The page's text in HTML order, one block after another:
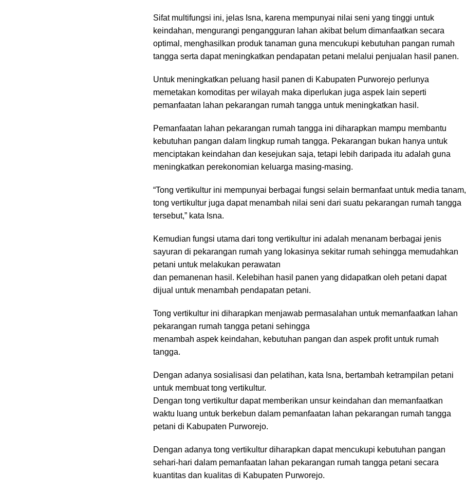
Sifat multifungsi ini, jelas Isna, karena mempunyai nilai seni yang tinggi untuk
keindahan, mengurangi pengangguran lahan akibat belum dimanfaatkan secara
optimal, menghasilkan produk tanaman guna mencukupi kebutuhan pangan rumah
tangga serta dapat meningkatkan pendapatan petani melalui penjualan hasil panen.
Untuk meningkatkan peluang hasil panen di Kabupaten Purworejo perlunya
memetakan komoditas per wilayah maka diperlukan juga aspek lain seperti
pemanfaatan lahan pekarangan rumah tangga untuk meningkatkan hasil.
Pemanfaatan lahan pekarangan rumah tangga ini diharapkan mampu membantu
kebutuhan pangan dalam lingkup rumah tangga. Pekarangan bukan hanya untuk
menciptakan keindahan dan kesejukan saja, tetapi lebih daripada itu adalah guna
meningkatkan perekonomian keluarga masing-masing.
“Tong vertikultur ini mempunyai berbagai fungsi selain bermanfaat untuk media tanam,
tong vertikultur juga dapat menambah nilai seni dari suatu pekarangan rumah tangga
tersebut,” kata Isna.
Kemudian fungsi utama dari tong vertikultur ini adalah menanam berbagai jenis
sayuran di pekarangan rumah yang lokasinya sekitar rumah sehingga memudahkan
petani untuk melakukan perawatan
dan pemanenan hasil. Kelebihan hasil panen yang didapatkan oleh petani dapat
dijual untuk menambah pendapatan petani.
Tong vertikultur ini diharapkan menjawab permasalahan untuk memanfaatkan lahan
pekarangan rumah tangga petani sehingga
menambah aspek keindahan, kebutuhan pangan dan aspek profit untuk rumah
tangga.
Dengan adanya sosialisasi dan pelatihan, kata Isna, bertambah ketrampilan petani
untuk membuat tong vertikultur.
Dengan tong vertikultur dapat memberikan unsur keindahan dan memanfaatkan
waktu luang untuk berkebun dalam pemanfaatan lahan pekarangan rumah tangga
petani di Kabupaten Purworejo.
Dengan adanya tong vertikultur diharapkan dapat mencukupi kebutuhan pangan
sehari-hari dalam pemanfaatan lahan pekarangan rumah tangga petani secara
kuantitas dan kualitas di Kabupaten Purworejo.